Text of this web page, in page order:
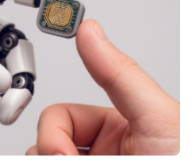
Das Ziel ist
Zustand der Person
Personen unterstützt
Alarm schlägt. „Die Idee